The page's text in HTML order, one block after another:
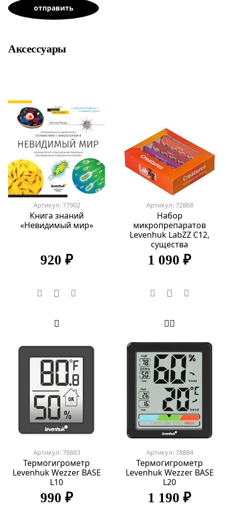
Аксессуары
Артикул: 77902
Книга знаний
«Невидимый мир»
920 ₽
Артикул: 72868
Набор
микропрепаратов
Levenhuk LabZZ C12,
существа
1 090 ₽
Артикул: 78883
Термогигрометр
Levenhuk Wezzer BASE
L10
990 ₽
Артикул: 78884
Термогигрометр
Levenhuk Wezzer BASE
L20
1 190 ₽